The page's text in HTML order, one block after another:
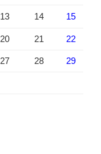
13 14 15
20 21 22
27 28 29